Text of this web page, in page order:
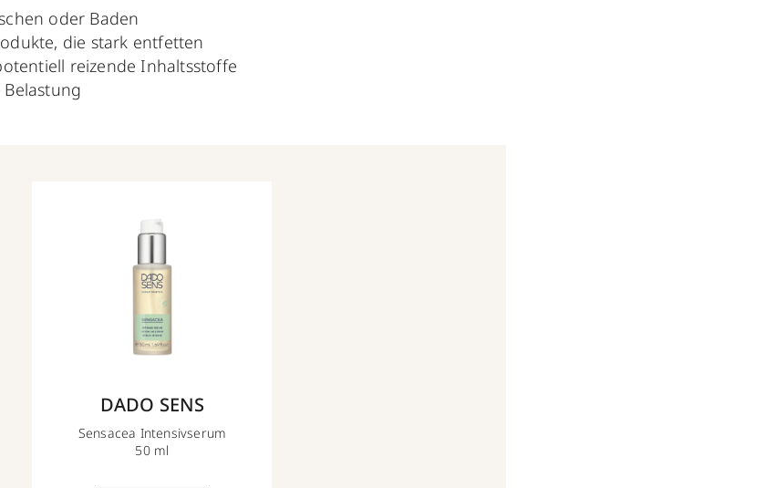
oder Baden
die stark entfetten
reizende Inhaltsstoffe
DADO SENS
Sensacea Intensivserum
50 ml